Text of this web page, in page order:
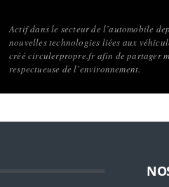
Actif dans le secteur de l’automobile
nouvelles technologies liées aux
créé circulerpropre.fr afin de partager
respectueuse de l’environnement.